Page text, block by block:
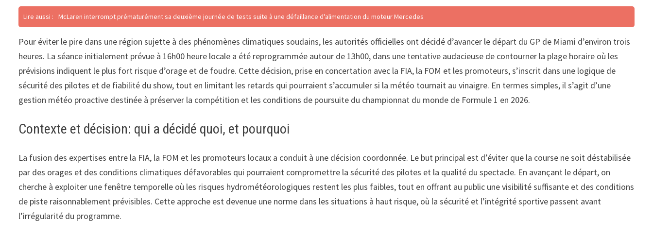
Lire aussi : McLaren interrompt prématurément sa deuxième journée de tests suite à une défaillance d'alimentation du moteur Mercedes
Pour éviter le pire dans une région sujette à des phénomènes climatiques soudains, les autorités officielles ont décidé d’avancer le départ du GP de Miami d’environ trois
heures. La séance initialement prévue à 16h00 heure locale a été reprogrammée autour de 13h00, dans une tentative audacieuse de contourner la plage horaire où les
prévisions indiquent le plus fort risque d’orage et de foudre. Cette décision, prise en concertation avec la FIA, la FOM et les promoteurs, s’inscrit dans une logique de
sécurité des pilotes et de fiabilité du show, tout en limitant les retards qui pourraient s’accumuler si la météo tournait au vinaigre. En termes simples, il s’agit d’une
gestion météo proactive destinée à préserver la compétition et les conditions de poursuite du championnat du monde de Formule 1 en 2026.
Contexte et décision: qui a décidé quoi, et pourquoi
La fusion des expertises entre la FIA, la FOM et les promoteurs locaux a conduit à une décision coordonnée. Le but principal est d’éviter que la course ne soit déstabilisée
par des orages et des conditions climatiques défavorables qui pourraient compromettre la sécurité des pilotes et la qualité du spectacle. En avançant le départ, on
cherche à exploiter une fenêtre temporelle où les risques hydrométéorologiques restent les plus faibles, tout en offrant au public une visibilité suffisante et des conditions
de piste raisonnablement prévisibles. Cette approche est devenue une norme dans les situations à haut risque, où la sécurité et l’intégrité sportive passent avant
l’irrégularité du programme.